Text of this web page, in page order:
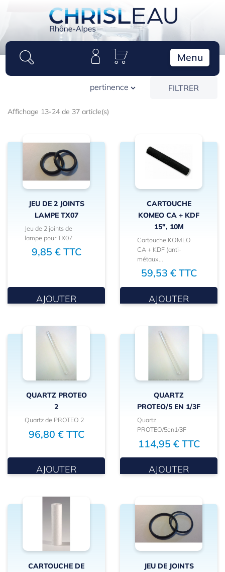
Menu
pertinence  FILTRER
Affichage 13-24 de 37 article(s)
JEU DE 2 JOINTS
LAMPE TX07
Jeu de 2 joints de
lampe pour TX07
9,85 € TTC
AJOUTER
CARTOUCHE
KOMEO CA + KDF
15", 10Μ
Cartouche KOMEO
CA + KDF (anti-
métaux...
59,53 € TTC
AJOUTER
QUARTZ PROTEO
2
Quartz de PROTEO 2
96,80 € TTC
AJOUTER
QUARTZ
PROTEO/5 EN 1/3F
Quartz
PROTEO/5en1/3F
114,95 € TTC
AJOUTER
CARTOUCHE DE
JEU DE JOINTS